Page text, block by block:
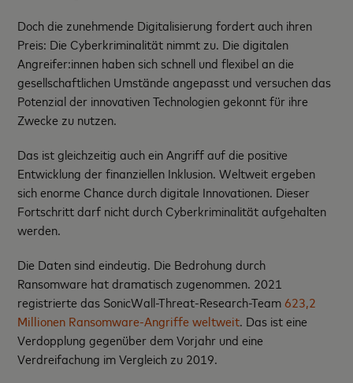
Doch die zunehmende Digitalisierung fordert auch ihren
Preis: Die Cyberkriminalität nimmt zu. Die digitalen
Angreifer:innen haben sich schnell und flexibel an die
gesellschaftlichen Umstände angepasst und versuchen das
Potenzial der innovativen Technologien gekonnt für ihre
Zwecke zu nutzen.
Das ist gleichzeitig auch ein Angriff auf die positive
Entwicklung der finanziellen Inklusion. Weltweit ergeben
sich enorme Chance durch digitale Innovationen. Dieser
Fortschritt darf nicht durch Cyberkriminalität aufgehalten
werden.
Die Daten sind eindeutig. Die Bedrohung durch
Ransomware hat dramatisch zugenommen. 2021
registrierte das SonicWall-Threat-Research-Team623,2
Millionen Ransomware-Angriffe weltweit. Das ist eine
Verdopplung gegenüber dem Vorjahr und eine
Verdreifachung im Vergleich zu 2019.